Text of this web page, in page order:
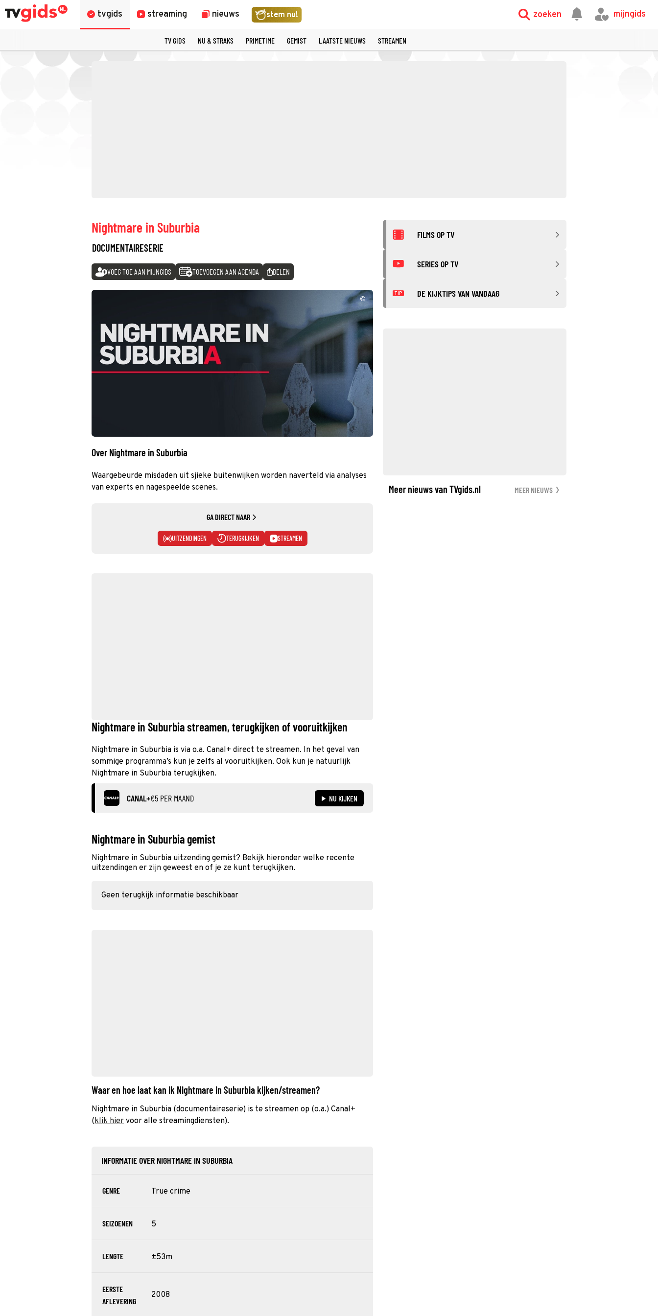
tvgids streaming nieuws stem nu! zoeken mijngids
TV GIDS NU & STRAKS PRIMETIME GEMIST LAATSTE NIEUWS STREAMEN
Nightmare in Suburbia
DOCUMENTAIRESERIE
VOEG TOE AAN MIJNGIDS TOEVOEGEN AAN AGENDA DELEN
©
Over Nightmare in Suburbia
Waargebeurde misdaden uit sjieke buitenwijken worden naverteld via analyses
van experts en nagespeelde scenes.
GA DIRECT NAAR
UITZENDINGEN TERUGKIJKEN STREAMEN
Nightmare in Suburbia streamen, terugkijken of vooruitkijken
Nightmare in Suburbia is via o.a. Canal+ direct te streamen. In het geval van
sommige programma’s kun je zelfs al vooruitkijken. Ook kun je natuurlijk
Nightmare in Suburbia terugkijken.
CANAL+€5 PER MAAND NU KIJKEN
Nightmare in Suburbia gemist
Nightmare in Suburbia uitzending gemist? Bekijk hieronder welke recente
uitzendingen er zijn geweest en of je ze kunt terugkijken.
Geen terugkijk informatie beschikbaar
Waar en hoe laat kan ik Nightmare in Suburbia kijken/streamen?
Nightmare in Suburbia (documentaireserie) is te streamen op (o.a.) Canal+
(klik hier voor alle streamingdiensten).
INFORMATIE OVER NIGHTMARE IN SUBURBIA
GENRE True crime
SEIZOENEN 5
LENGTE ±53m
EERSTE
AFLEVERING
2008
FILMS OP TV
SERIES OP TV
TIP DE KIJKTIPS VAN VANDAAG
Meer nieuws van TVgids.nl MEER NIEUWS